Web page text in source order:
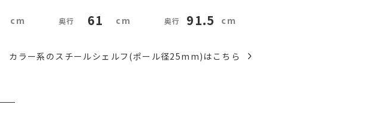
61 91.5
カラー系のスチールシェルフ(ポール径25mm)はこちら